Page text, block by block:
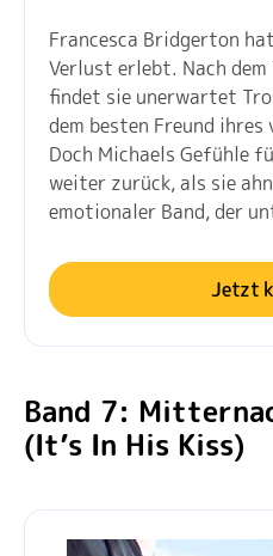
Francesca Bridgerton
Verlust erlebt. Nach dem
findet sie unerwartet
dem besten Freund ihres
Doch Michaels Gefühle
weiter zurück, als sie
emotionaler Band, der
Jetzt
Band 7:
(It’s In His Kiss)